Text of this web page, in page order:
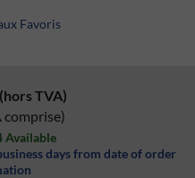
Favoris
(hors TVA)
comprise)
Available
days from date of order